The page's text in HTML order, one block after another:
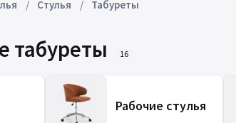
Стулья Табуреты
табуреты 16
Рабочие стулья